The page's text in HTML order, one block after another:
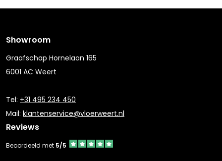
Showroom
Graafschap Hornelaan 165
6001 AC Weert
Tel: +31 495 234 450
Mail: klantenservice@vloerweert.nl
Reviews
Beoordeeld met 5/5